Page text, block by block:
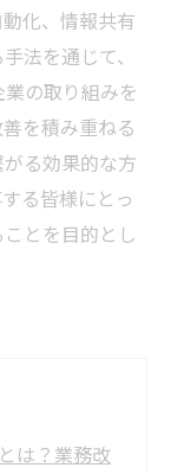
化、情報共有
法を通じて、
の取り組みを
を積み重ねる
る効果的な方
る皆様にとっ
とを目的とし
は？業務改